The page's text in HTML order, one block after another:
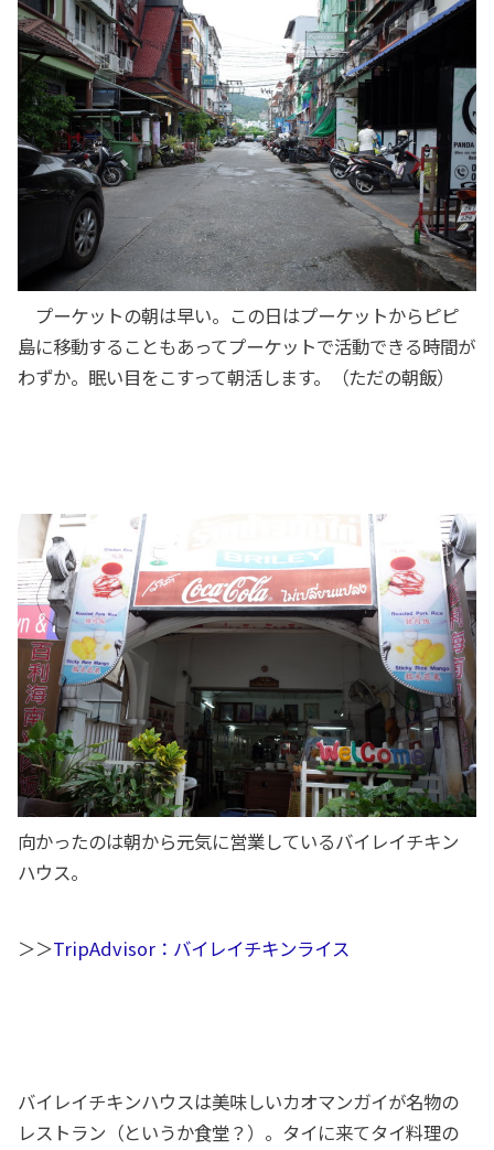
プーケットの朝は早い。この日はプーケットからピピ
島に移動することもあってプーケットで活動できる時間が
わずか。眠い目をこすって朝活します。（ただの朝飯）
向かったのは朝から元気に営業しているバイレイチキン
ハウス。
＞＞TripAdvisor：バイレイチキンライス
バイレイチキンハウスは美味しいカオマンガイが名物の
レストラン（というか食堂？）。タイに来てタイ料理の